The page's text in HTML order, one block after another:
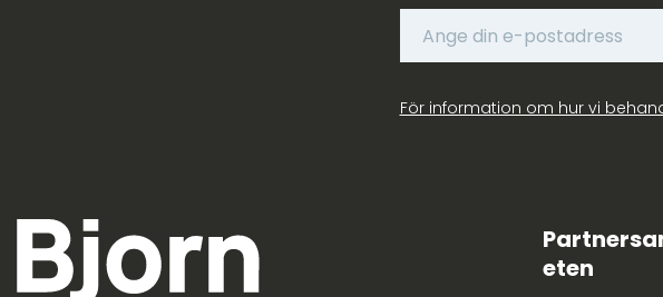
För information om hur vi
eten